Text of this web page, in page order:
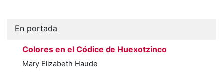
En portada
Colores en el Códice de Huexotzinco
Mary Elizabeth Haude